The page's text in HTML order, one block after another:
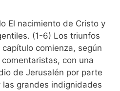
El nacimiento de Cristo y
(1-6) Los triunfos
comienza, según
con una
de Jerusalén por parte
grandes indignidades